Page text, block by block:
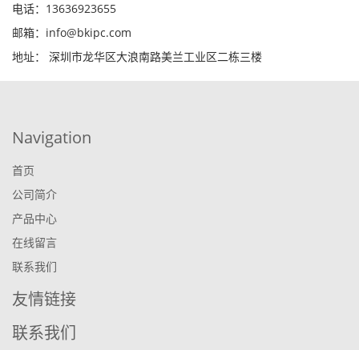
电话：13636923655
邮箱：info@bkipc.com
地址： 深圳市龙华区大浪南路美兰工业区二栋三楼
Navigation
首页
公司简介
产品中心
在线留言
联系我们
友情链接
联系我们